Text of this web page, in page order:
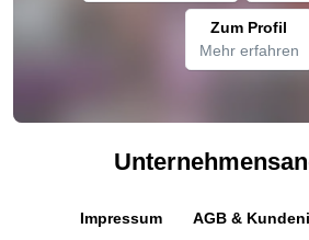
Zum Profil
Mehr erfahren
Impressum AGB &